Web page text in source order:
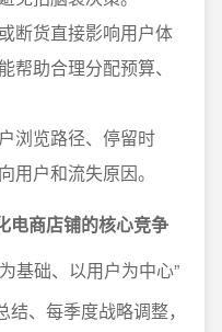
断货直接影响用户体
帮助合理分配预算、
浏览路径、停留时
用户和流失原因。
电商店铺的核心竞争
基础、以用户为中心”
、每季度战略调整，